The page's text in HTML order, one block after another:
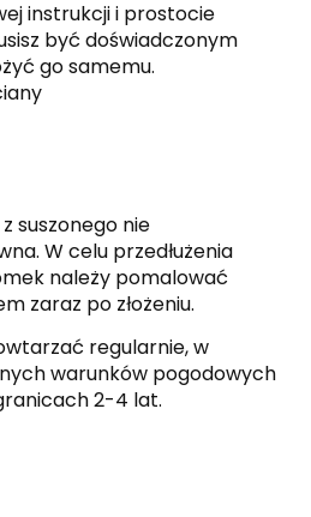
instrukcji i prostocie
być doświadczonym
go samemu.
suszonego nie
W celu przedłużenia
należy pomalować
zaraz po złożeniu.
regularnie, w
warunków pogodowych
2-4 lat.